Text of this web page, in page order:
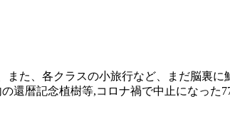
た、各クラスの小旅行など、まだ脳裏に
還暦記念植樹等,コロナ禍で中止になった